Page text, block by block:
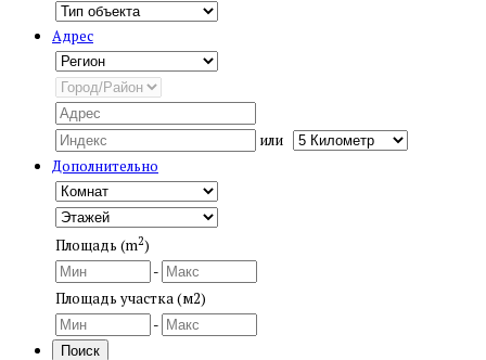
Адрес
или
Дополнительно
Площадь (m2)
-
Площадь участка (м2)
-
Поиск